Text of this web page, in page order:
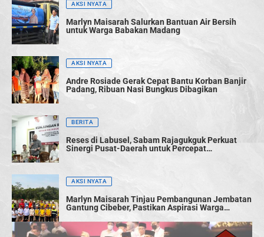
AKSI NYATA
Marlyn Maisarah Salurkan Bantuan Air Bersih
untuk Warga Babakan Madang
AKSI NYATA
Andre Rosiade Gerak Cepat Bantu Korban Banjir
Padang, Ribuan Nasi Bungkus Dibagikan
BERITA
Reses di Labusel, Sabam Rajagukguk Perkuat
Sinergi Pusat-Daerah untuk Percepat
AKSI NYATA
Marlyn Maisarah Tinjau Pembangunan Jembatan
Gantung Cibeber, Pastikan Aspirasi Warga